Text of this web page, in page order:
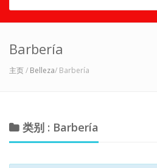
Barbería
主页/ Belleza/ Barbería
类别 : Barbería